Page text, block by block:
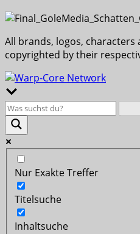
All brands, logos, characters
copyrighted by their
Nur Exakte Treffer
Titelsuche
Inhaltsuche